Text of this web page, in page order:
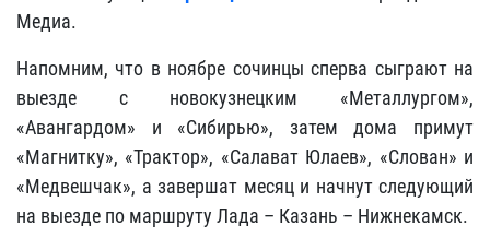
Медиа.
Напомним, что в ноябре сочинцы сперва сыграют на
выезде с новокузнецким «Металлургом»,
«Авангардом» и «Сибирью», затем дома примут
«Магнитку», «Трактор», «Салават Юлаев», «Слован» и
«Медвешчак», а завершат месяц и начнут следующий
на выезде по маршруту Лада – Казань – Нижнекамск.